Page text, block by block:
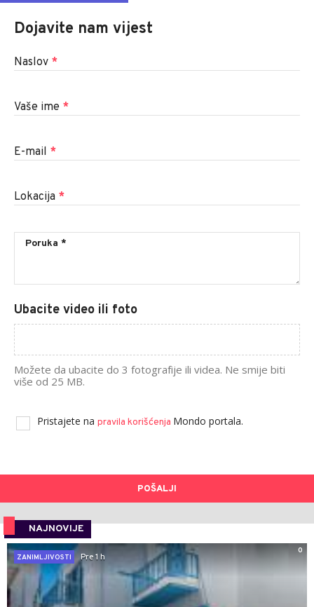
Dojavite nam vijest
Naslov *
Vaše ime *
E-mail *
Lokacija *
Ubacite video ili foto
Možete da ubacite do 3 fotografije ili videa. Ne smije biti
više od 25 MB.
Pristajete na pravila korišćenja Mondo portala.
POŠALJI
NAJNOVIJE
0
ZANIMLJIVOSTI
Pre 1 h